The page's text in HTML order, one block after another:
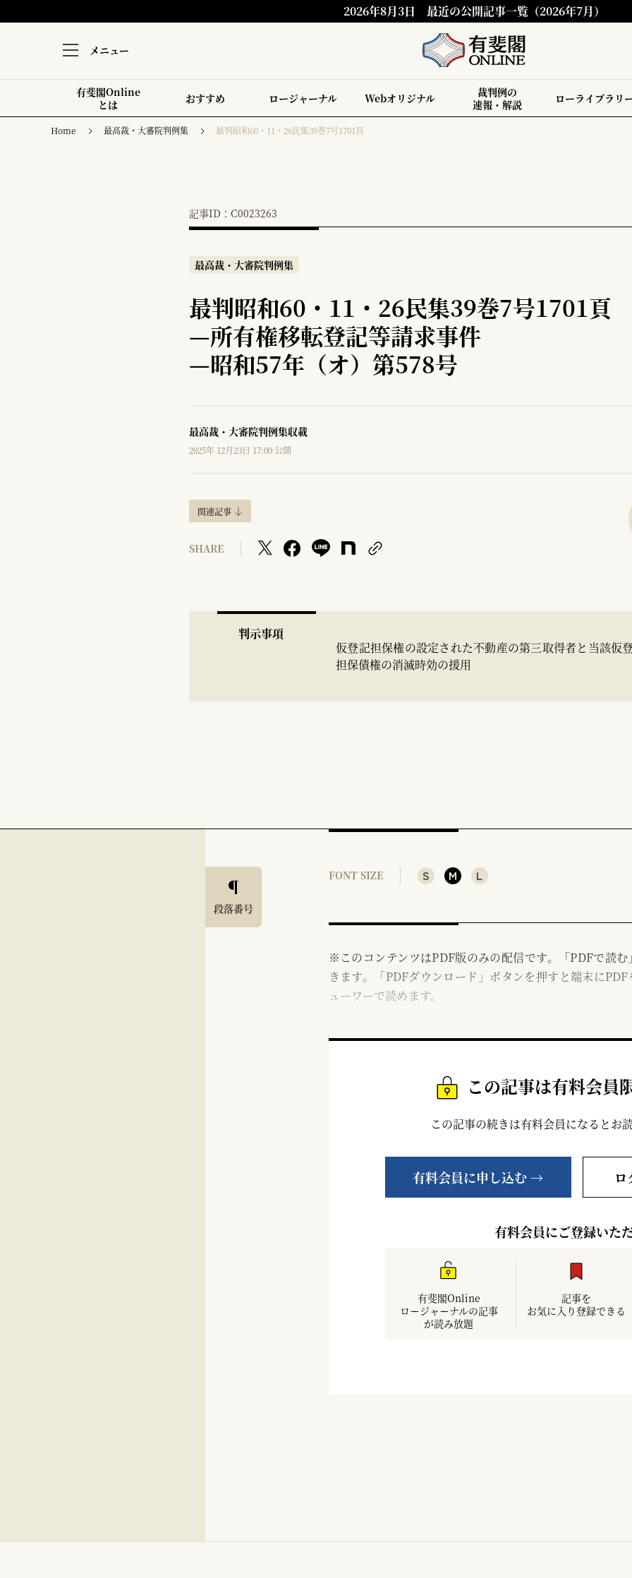
2026年8月3日 最近の公開記事一覧（2026年7月）
メニュー
有斐閣Online
とは
おすすめ ロージャーナル Webオリジナル
裁判例の
速報・解説
ローライブラリ
Home 最高裁・大審院判例集 最判昭和60・11・26民集39巻7号1701頁
記事ID：C0023263
最高裁・大審院判例集
最判昭和60・11・26民集39巻7号1701頁
—所有権移転登記等請求事件
—昭和57年（オ）第578号
最高裁・大審院判例集収載
2025年 12月23日 17:00 公開
関連記事
SHARE
判示事項
仮登記担保権の設定された不動産の第三取得者と当該仮
担保債権の消滅時効の援用
段落番号
FONT SIZE S M L
※このコンテンツはPDF版のみの配信です。「PDFで読
きます。「PDFダウンロード」ボタンを押すと端末に
ューワーで読めます。
この記事は有料会員
この記事の続きは有料会員になるとお
有料会員に申し込む → ロ
有料会員にご登録いた
有斐閣Online
ロージャーナルの記事
が読み放題
記事を
お気に入り登録できる